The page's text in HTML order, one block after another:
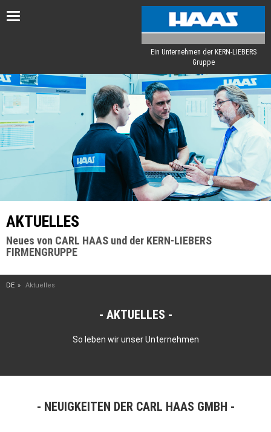
Toggle
Ein Unternehmen der KERN-LIEBERS
Gruppe
AKTUELLES
Neues von CARL HAAS und der KERN-LIEBERS
FIRMENGRUPPE
DE Aktuelles
AKTUELLES
So leben wir unser Unternehmen
NEUIGKEITEN DER CARL HAAS GMBH